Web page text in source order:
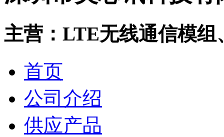
主营：LTE无线通信模
首页
公司介绍
供应产品